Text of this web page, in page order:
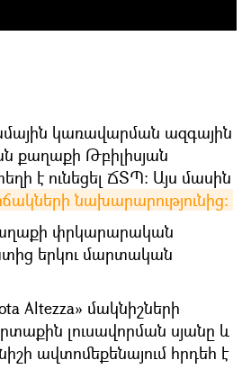
կառավարման ազգային
քաղաքի Թբիլիսյան
է ունեցել ՃՏՊ։ Այս մասին
նախարարությունից։
փրկարարական
երկու մարտական
Altezza» մակնիշների
լուսավորման սյանը և
ավտոմեքենայում հրդեհ է